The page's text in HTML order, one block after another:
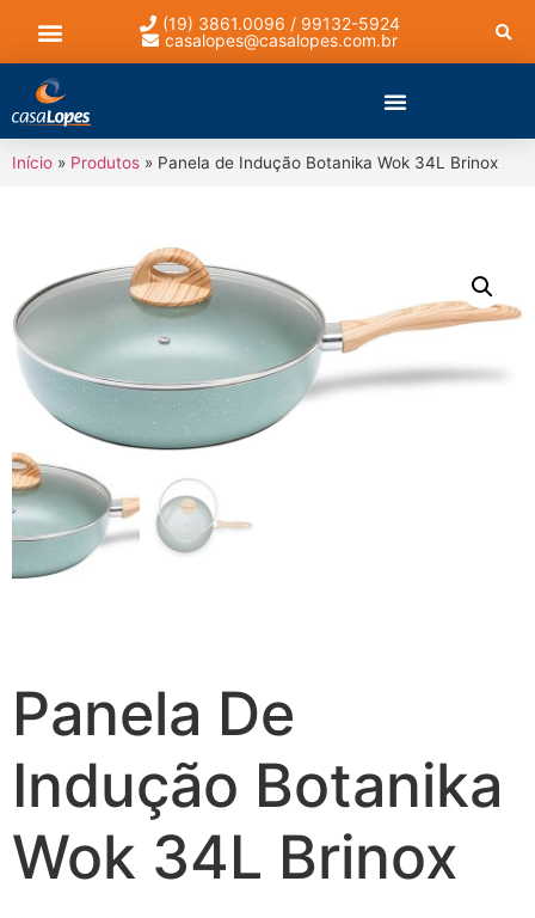
(19) 3861.0096 / 99132-5924
casalopes@casalopes.com.br
Início » Produtos » Panela de Indução Botanika Wok 34L Brinox
Panela De
Indução Botanika
Wok 34L Brinox